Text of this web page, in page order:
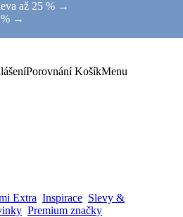
až 25 % →
% →
Porovnání KošíkMenu
Extra Inspirace Slevy &
Premium značky